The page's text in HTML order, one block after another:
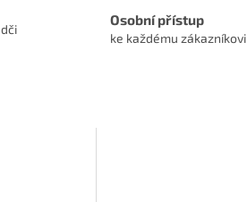
Osobní přístup
ke každému zákazníkovi